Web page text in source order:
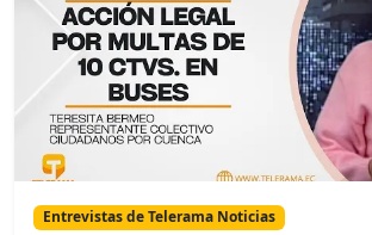
Entrevistas de Telerama Noticias